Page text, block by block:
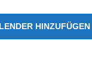
HINZUFÜGEN